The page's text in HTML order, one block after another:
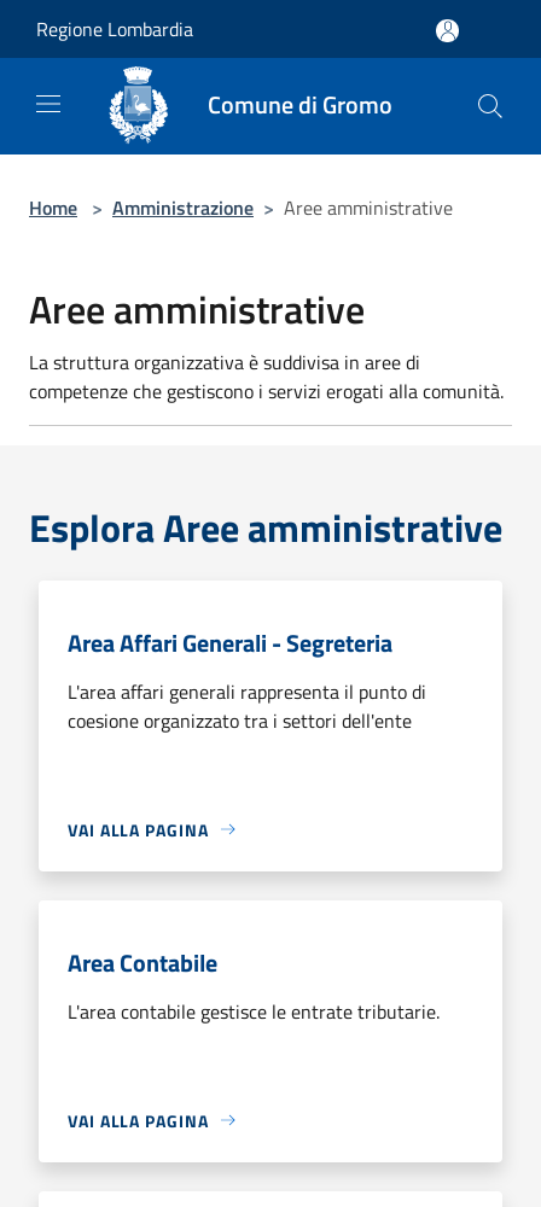
Regione Lombardia
Comune di Gromo
Home > Amministrazione > Aree amministrative
Aree amministrative
La struttura organizzativa è suddivisa in aree di
competenze che gestiscono i servizi erogati alla comunità.
Esplora Aree amministrative
Area Affari Generali - Segreteria
L'area affari generali rappresenta il punto di
coesione organizzato tra i settori dell'ente
VAI ALLA PAGINA
Area Contabile
L'area contabile gestisce le entrate tributarie.
VAI ALLA PAGINA